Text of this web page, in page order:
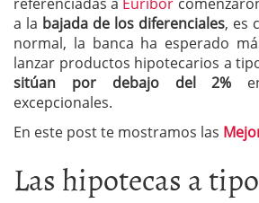
a la bajada de los diferenciales, es
normal, la banca ha esperado
lanzar productos hipotecarios a
sitúan por debajo del 2%
excepcionales.
En este post te mostramos las
Las hipotecas a